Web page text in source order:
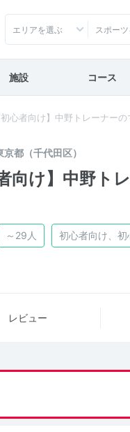
エリアを選ぶ スポー
施設 コース
心者向け】中野トレーナー
京都（千代田区）
け】中野ト
～29人 初心者向け、初
レビュー